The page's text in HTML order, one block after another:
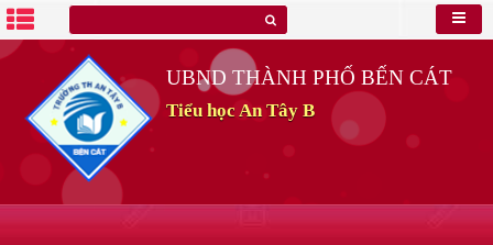
UBND THÀNH PHỐ BẾN CÁT
Tiểu học An Tây B